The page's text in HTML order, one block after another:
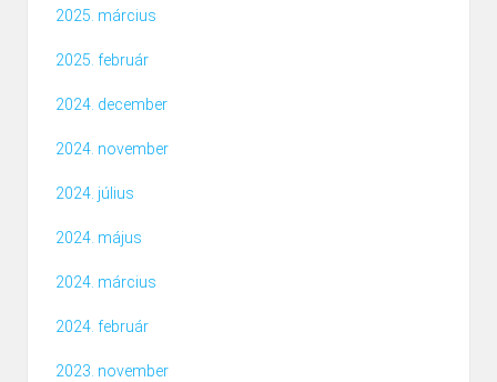
2025. március
2025. február
2024. december
2024. november
2024. július
2024. május
2024. március
2024. február
2023. november